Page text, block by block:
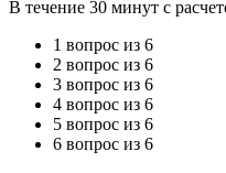
В течение 30 минут с
1 вопрос из 6
2 вопрос из 6
3 вопрос из 6
4 вопрос из 6
5 вопрос из 6
6 вопрос из 6